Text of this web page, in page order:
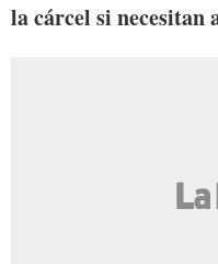
la cárcel si necesitan